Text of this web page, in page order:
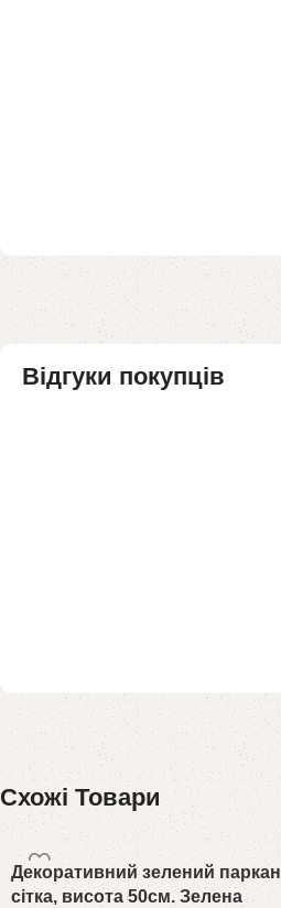
Відгуки покупців
Схожі Товари
Декоративний зелений паркан
сітка, висота 50см. Зелена